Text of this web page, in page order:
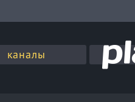
каналы